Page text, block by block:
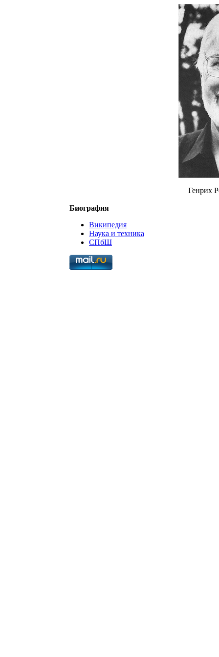
Генрих
Биография
Википедия
Наука и техника
СПбШ